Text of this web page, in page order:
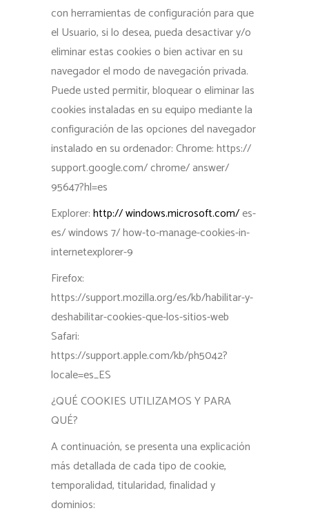
con herramientas de configuración para que
el Usuario, si lo desea, pueda desactivar y/o
eliminar estas cookies o bien activar en su
navegador el modo de navegación privada.
Puede usted permitir, bloquear o eliminar las
cookies instaladas en su equipo mediante la
configuración de las opciones del navegador
instalado en su ordenador: Chrome: https://
support.google.com/ chrome/ answer/
95647?hl=es
Explorer:http:// windows.microsoft.com/es-
es/ windows 7/ how-to-manage-cookies-in-
internetexplorer-9
Firefox:
https://support.mozilla.org/es/kb/habilitar-y-
deshabilitar-cookies-que-los-sitios-web
Safari:
https://support.apple.com/kb/ph5042?
locale=es_ES
¿QUÉ COOKIES UTILIZAMOS Y PARA
QUÉ?
A continuación, se presenta una explicación
más detallada de cada tipo de cookie,
temporalidad, titularidad, finalidad y
dominios: